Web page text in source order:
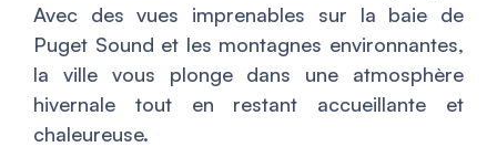
Avec des vues imprenables sur la baie de
Puget Sound et les montagnes environnantes,
la ville vous plonge dans une atmosphère
hivernale tout en restant accueillante et
chaleureuse.